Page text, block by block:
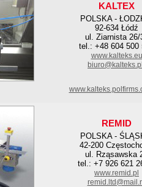
KALTEX
POLSKA -
92-634 Łódź
ul. Ziarnista 26/
tel.: +48 604 500
www.kalteks.eu
REMID
POLSKA -
42-200
ul. Rząsawska
tel.: +7 926 621
www.remid.pl